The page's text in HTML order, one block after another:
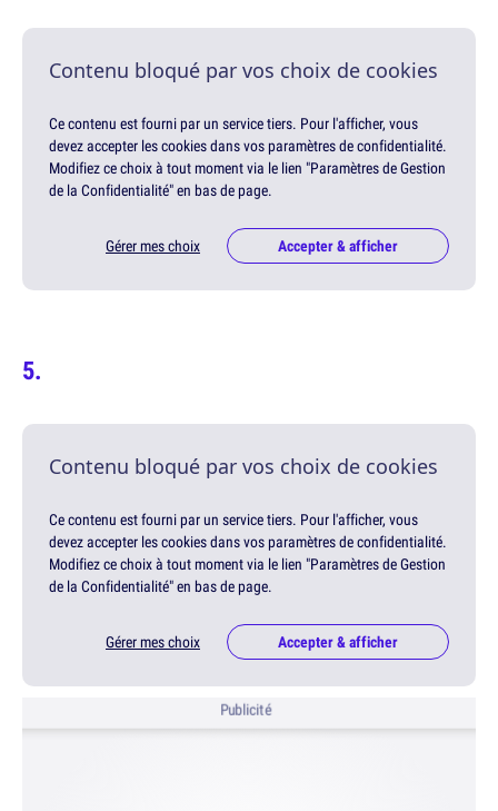
Contenu bloqué par vos choix de cookies
Ce contenu est fourni par un service tiers. Pour l'afficher, vous
devez accepter les cookies dans vos paramètres de confidentialité.
Modifiez ce choix à tout moment via le lien "Paramètres de Gestion
de la Confidentialité" en bas de page.
Gérer mes choix Accepter & afficher
Contenu bloqué par vos choix de cookies
Ce contenu est fourni par un service tiers. Pour l'afficher, vous
devez accepter les cookies dans vos paramètres de confidentialité.
Modifiez ce choix à tout moment via le lien "Paramètres de Gestion
de la Confidentialité" en bas de page.
Gérer mes choix Accepter & afficher
Publicité